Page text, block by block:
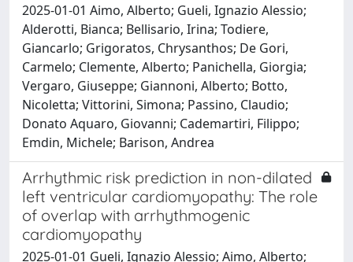
2025-01-01 Aimo, Alberto; Gueli, Ignazio Alessio;
Alderotti, Bianca; Bellisario, Irina; Todiere,
Giancarlo; Grigoratos, Chrysanthos; De Gori,
Carmelo; Clemente, Alberto; Panichella, Giorgia;
Vergaro, Giuseppe; Giannoni, Alberto; Botto,
Nicoletta; Vittorini, Simona; Passino, Claudio;
Donato Aquaro, Giovanni; Cademartiri, Filippo;
Emdin, Michele; Barison, Andrea
Arrhythmic risk prediction in non-dilated
left ventricular cardiomyopathy: The role
of overlap with arrhythmogenic
cardiomyopathy
2025-01-01 Gueli, Ignazio Alessio; Aimo, Alberto;